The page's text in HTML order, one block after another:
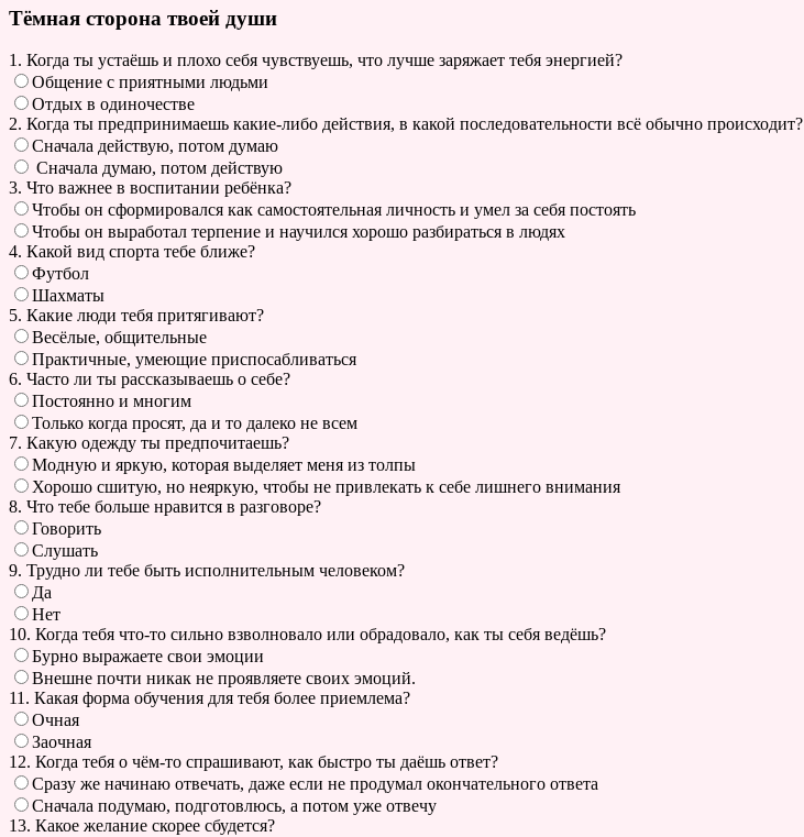
Тёмная сторона твоей души
1. Когда ты устаёшь и плохо себя чувствуешь, что лучше заряжает тебя энергией?
Общение с приятными людьми
Отдых в одиночестве
2. Когда ты предпринимаешь какие-либо действия, в какой последовательности всё обычно происходит?
Сначала действую, потом думаю
Сначала думаю, потом действую
3. Что важнее в воспитании ребёнка?
Чтобы он сформировался как самостоятельная личность и умел за себя постоять
Чтобы он выработал терпение и научился хорошо разбираться в людях
4. Какой вид спорта тебе ближе?
Футбол
Шахматы
5. Какие люди тебя притягивают?
Весёлые, общительные
Практичные, умеющие приспосабливаться
6. Часто ли ты рассказываешь о себе?
Постоянно и многим
Только когда просят, да и то далеко не всем
7. Какую одежду ты предпочитаешь?
Модную и яркую, которая выделяет меня из толпы
Хорошо сшитую, но неяркую, чтобы не привлекать к себе лишнего внимания
8. Что тебе больше нравится в разговоре?
Говорить
Слушать
9. Трудно ли тебе быть исполнительным человеком?
Да
Нет
10. Когда тебя что-то сильно взволновало или обрадовало, как ты себя ведёшь?
Бурно выражаете свои эмоции
Внешне почти никак не проявляете своих эмоций.
11. Какая форма обучения для тебя более приемлема?
Очная
Заочная
12. Когда тебя о чём-то спрашивают, как быстро ты даёшь ответ?
Сразу же начинаю отвечать, даже если не продумал окончательного ответа
Сначала подумаю, подготовлюсь, а потом уже отвечу
13. Какое желание скорее сбудется?